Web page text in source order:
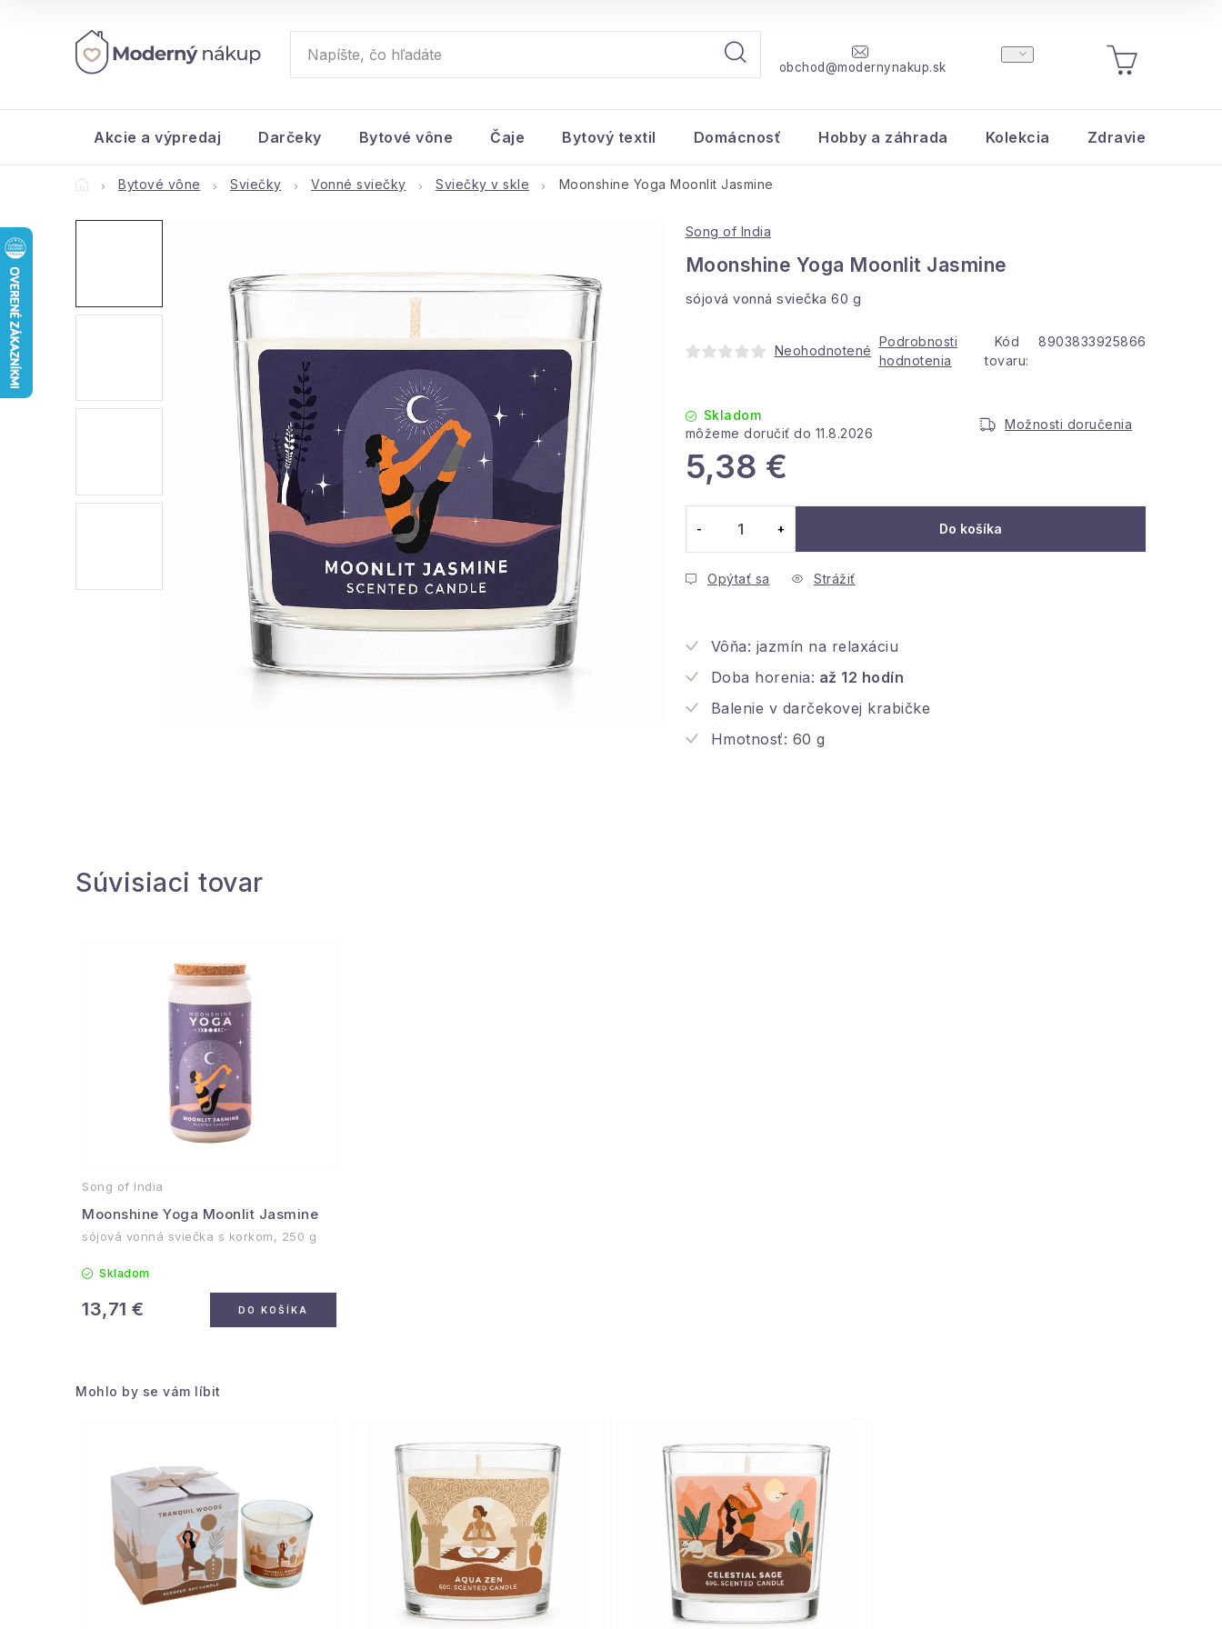
obchod@modernynakup.sk
NÁKUPNÝ
KOŠÍK
Akcie a výpredaj Darčeky Bytové vône Čaje Bytový textil Domácnosť Hobby a záhrada Kolekcia Zdravie a krása
DomovBytové vône Sviečky Vonné sviečky Sviečky v skle Moonshine Yoga Moonlit Jasmine
Song of India
Moonshine Yoga Moonlit Jasmine
sójová vonná sviečka 60 g
Neohodnotené
Podrobnosti
hodnotenia
Kód
tovaru:
8903833925866
Skladom
11.8.2026
Možnosti doručenia
5,38 €
Do košíka
Opýtať sa Strážiť
Vôňa: jazmín na relaxáciu
Doba horenia: až 12 hodín
Balenie v darčekovej krabičke
Hmotnosť: 60 g
Mohlo by se vám líbit
Súvisiaci tovar
Song of India
Moonshine Yoga Moonlit Jasmine
sójová vonná sviečka s korkom, 250 g
Skladom
13,71 € DO KOŠÍKA